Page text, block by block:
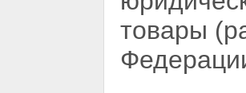
товары